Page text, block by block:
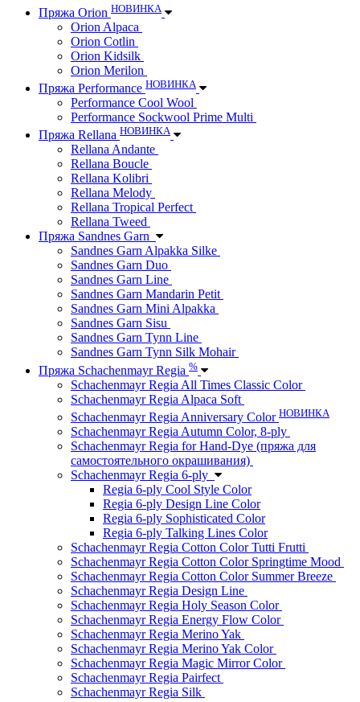
Пряжа Orion НОВИНКА
Orion Alpaca
Orion Cotlin
Orion Kidsilk
Orion Merilon
Пряжа Performance НОВИНКА
Performance Cool Wool
Performance Sockwool Prime Multi
Пряжа Rellana НОВИНКА
Rellana Andante
Rellana Boucle
Rellana Kolibri
Rellana Melody
Rellana Tropical Perfect
Rellana Tweed
Пряжа Sandnes Garn
Sandnes Garn Alpakka Silke
Sandnes Garn Duo
Sandnes Garn Line
Sandnes Garn Mandarin Petit
Sandnes Garn Mini Alpakka
Sandnes Garn Sisu
Sandnes Garn Tynn Line
Sandnes Garn Tynn Silk Mohair
Пряжа Schachenmayr Regia %
Schachenmayr Regia All Times Classic Color
Schachenmayr Regia Alpaca Soft
Schachenmayr Regia Anniversary Color НОВИНКА
Schachenmayr Regia Autumn Color, 8-ply
Schachenmayr Regia for Hand-Dye (пряжа для
самостоятельного окрашивания)
Schachenmayr Regia 6-ply
Regia 6-ply Cool Style Color
Regia 6-ply Design Line Color
Regia 6-ply Sophisticated Color
Regia 6-ply Talking Lines Color
Schachenmayr Regia Cotton Color Tutti Frutti
Schachenmayr Regia Cotton Color Springtime Mood
Schachenmayr Regia Cotton Color Summer Breeze
Schachenmayr Regia Design Line
Schachenmayr Regia Holy Season Color
Schachenmayr Regia Energy Flow Color
Schachenmayr Regia Merino Yak
Schachenmayr Regia Merino Yak Color
Schachenmayr Regia Magic Mirror Color
Schachenmayr Regia Pairfect
Schachenmayr Regia Silk